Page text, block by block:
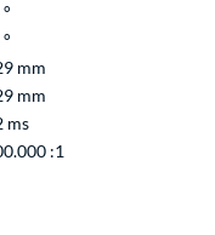
mm
mm
ms
:1